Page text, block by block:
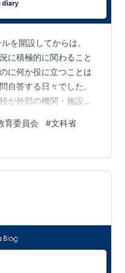
を開設してからは、
に積極的に関わること
に何か役に立つことは
自答する日々でした。
が外部の機関・施設、
るのではないか」とや
た。でも一方では「ど
たちが少しでも『学
クールのような受け皿
ころもありました。い
が過ぎました。不登校
育委員会 #文科省